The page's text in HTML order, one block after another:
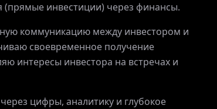
ПРИВИЛЕГИИ
ЖУРНАЛ
ПАРТНЕРАМ
инвестиции) через финансы.
коммуникацию между инвестором и
своевременное получение
интересы инвестора на встречах и
цифры, аналитику и глубокое